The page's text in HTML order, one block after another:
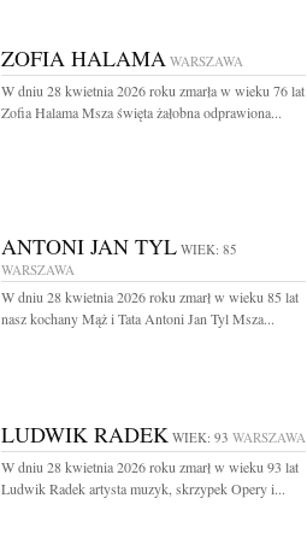
ZOFIA HALAMA WARSZAWA
W dniu 28 kwietnia 2026 roku zmarła w wieku 76 lat
Zofia Halama Msza święta żałobna odprawiona...
ANTONI JAN TYL WIEK: 85
WARSZAWA
W dniu 28 kwietnia 2026 roku zmarł w wieku 85 lat
nasz kochany Mąż i Tata Antoni Jan Tyl Msza...
LUDWIK RADEK WIEK: 93 WARSZAWA
W dniu 28 kwietnia 2026 roku zmarł w wieku 93 lat
Ludwik Radek artysta muzyk, skrzypek Opery i...